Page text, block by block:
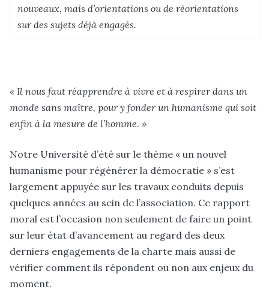
nouveaux, mais d’orientations ou de réorientations
sur des sujets déjà engagés.
« Il nous faut réapprendre à vivre et à respirer dans un
monde sans maître, pour y fonder un humanisme qui soit
enfin à la mesure de l’homme. »
Notre Université d’été sur le thème « un nouvel
humanisme pour régénérer la démocratie » s’est
largement appuyée sur les travaux conduits depuis
quelques années au sein de l’association. Ce rapport
moral est l’occasion non seulement de faire un point
sur leur état d’avancement au regard des deux
derniers engagements de la charte mais aussi de
vérifier comment ils répondent ou non aux enjeux du
moment.